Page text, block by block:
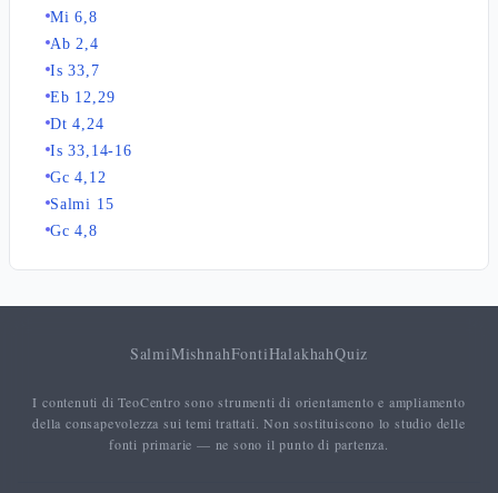
Mi 6,8
Ab 2,4
Is 33,7
Eb 12,29
Dt 4,24
Is 33,14-16
Gc 4,12
Salmi 15
Gc 4,8
SalmiMishnahFontiHalakhahQuiz
I contenuti di TeoCentro sono strumenti di orientamento e ampliamento
della consapevolezza sui temi trattati. Non sostituiscono lo studio delle
fonti primarie — ne sono il punto di partenza.